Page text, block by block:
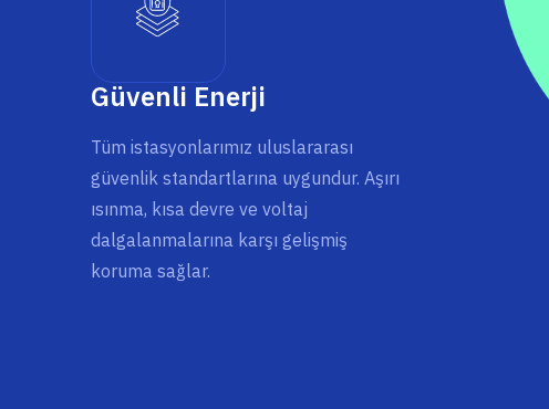
Güvenli Enerji
Tüm istasyonlarımız uluslararası
güvenlik standartlarına uygundur. Aşırı
ısınma, kısa devre ve voltaj
dalgalanmalarına karşı gelişmiş
koruma sağlar.